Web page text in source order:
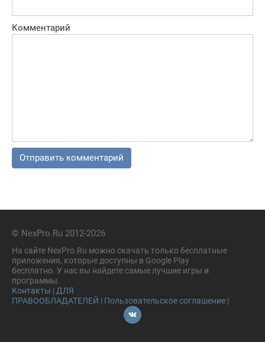
Комментарий
© NexPro.Ru 2012-2026
На сайте NexPro.Ru можно скачать только бесплатные
приложения, которые доступны в Google Play
бесплатно. У нас вы найдете самые лучшие игры и
программы.
Контакты | ДЛЯ
ПРАВООБЛАДАТЕЛЕЙ | Пользовательское соглашение |